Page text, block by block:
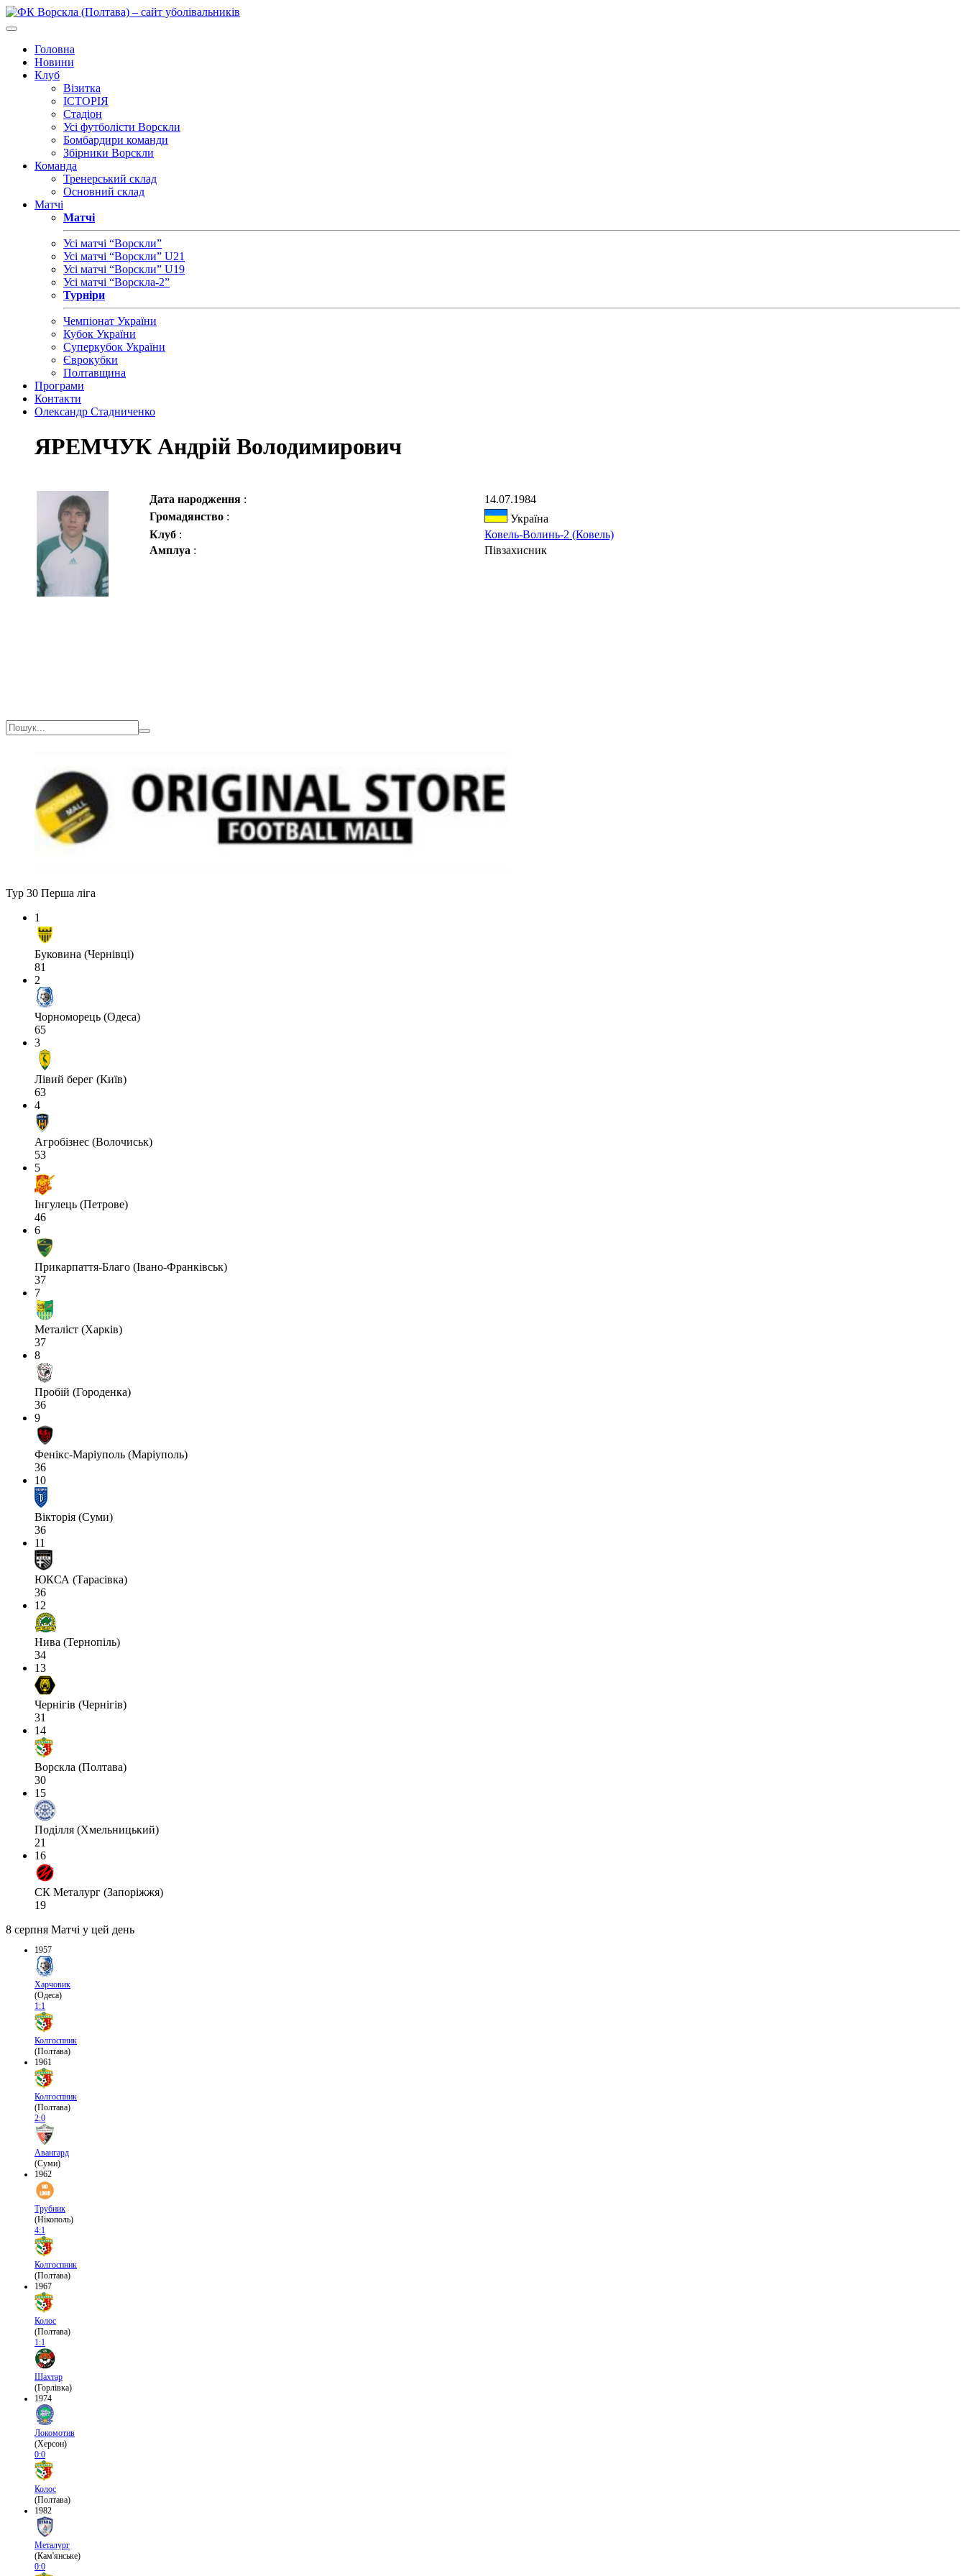
Головна
Новини
Клуб
Візитка
ІСТОРІЯ
Стадіон
Усі футболісти Ворскли
Бомбардири команди
Збірники Ворскли
Команда
Тренерський склад
Основний склад
Матчі
Матчі
Усі матчі “Ворскли”
Усі матчі “Ворскли” U21
Усі матчі “Ворскли” U19
Усі матчі “Ворскла-2”
Турніри
Чемпіонат України
Кубок України
Суперкубок України
Єврокубки
Полтавщина
Програми
Контакти
Олександр Стадниченко
ЯРЕМЧУК Андрій Володимирович
Дата народження :
14.07.1984
Громадянство :
Україна
Клуб :
Ковель-Волинь-2 (Ковель)
Амплуа : Півзахисник
Тур 30 Перша ліга
1
Буковина (Чернівці)
81
2
Чорноморець (Одеса)
65
3
Лівий берег (Київ)
63
4
Агробізнес (Волочиськ)
53
5
Інгулець (Петрове)
46
6
Прикарпаття-Благо (Івано-Франківськ)
37
7
Металіст (Харків)
37
8
Пробій (Городенка)
36
9
Фенікс-Маріуполь (Маріуполь)
36
10
Вікторія (Суми)
36
11
ЮКСА (Тарасівка)
36
12
Нива (Тернопіль)
34
13
Чернігів (Чернігів)
31
14
Ворскла (Полтава)
30
15
Поділля (Хмельницький)
21
16
СК Металург (Запоріжжя)
19
8 серпня Матчі у цей день
1957
Харчовик
(Одеса)
1:1
Колгоспник
(Полтава)
1961
Колгоспник
(Полтава)
2:0
Авангард
(Суми)
1962
Трубник
(Нікополь)
4:1
Колгоспник
(Полтава)
1967
Колос
(Полтава)
1:1
Шахтар
(Горлівка)
1974
Локомотив
(Херсон)
0:0
Колос
(Полтава)
1982
Металург
(Кам'янське)
0:0